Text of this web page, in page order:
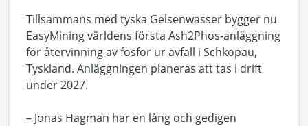
Tillsammans med tyska Gelsenwasser bygger nu
EasyMining världens första Ash2Phos-anläggning
för återvinning av fosfor ur avfall i Schkopau,
Tyskland. Anläggningen planeras att tas i drift
under 2027.
– Jonas Hagman har en lång och gedigen